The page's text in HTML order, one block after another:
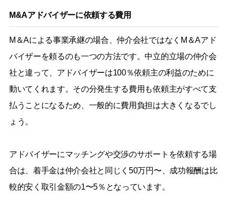
M&Aアドバイザーに依頼する費用
M＆Aによる事業承継の場合、仲介会社ではなくM＆Aアド
バイザーを頼るのも一つの方法です。中立的立場の仲介会
社と違って、アドバイザーは100％依頼主の利益のために
動いてくれます。その分発生する費用も依頼主がすべて支
払うことになるため、一般的に費用負担は大きくなるでし
ょう。
アドバイザーにマッチングや交渉のサポートを依頼する場
合は、着手金は仲介会社と同じく50万円〜、成功報酬は比
較的安く取引金額の1〜5％となっています。